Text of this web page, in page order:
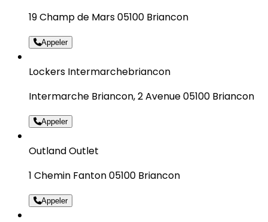
19 Champ de Mars 05100 Briancon
Appeler
Lockers Intermarchebriancon
Intermarche Briancon, 2 Avenue 05100 Briancon
Appeler
Outland Outlet
1 Chemin Fanton 05100 Briancon
Appeler